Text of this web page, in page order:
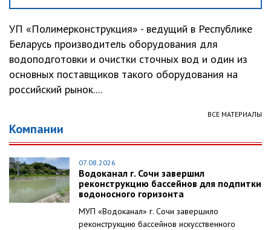
УП «Полимерконструкция» - ведущий в Республике
Беларусь производитель оборудования для
водоподготовки и очистки сточных вод и один из
основных поставщиков такого оборудования на
российский рынок....
ВСЕ МАТЕРИАЛЫ
Компании
07.08.2026
Водоканал г. Сочи завершил
реконструкцию бассейнов для подпитки
водоносного горизонта
МУП «Водоканал» г. Сочи завершило
реконструкцию бассейнов искусственного